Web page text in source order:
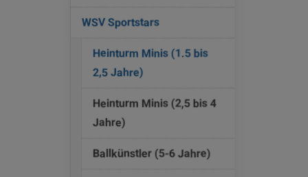
WSV Sportstars
Heinturm Minis (1.5 bis
2,5 Jahre)
Heinturm Minis (2,5 bis 4
Jahre)
Ballkünstler (5-6 Jahre)